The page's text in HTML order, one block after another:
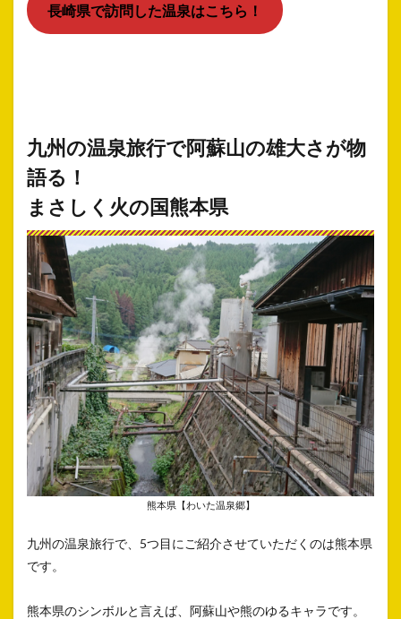
長崎県で訪問した温泉はこちら！
九州の温泉旅行で阿蘇山の雄大さが物
語る！
まさしく火の国熊本県
熊本県【わいた温泉郷】
九州の温泉旅行で、5つ目にご紹介させていただくのは熊本県
です。
熊本県のシンボルと言えば、阿蘇山や熊のゆるキャラです。